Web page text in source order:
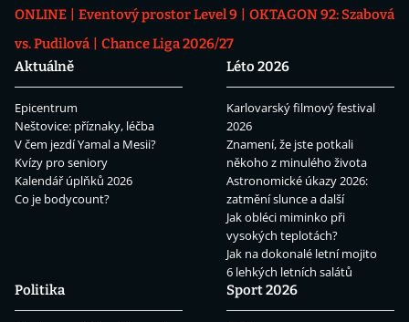
ONLINE
Eventový prostor Level 9
OKTAGON 92: Szabová
vs. Pudilová
Chance Liga 2026/27
Aktuálně
Epicentrum
Neštovice: příznaky, léčba
V čem jezdí Yamal a Mesii?
Kvízy pro seniory
Kalendář úplňků 2026
Co je bodycount?
Léto 2026
Karlovarský filmový festival
2026
Znamení, že jste potkali
někoho z minulého života
Astronomické úkazy 2026:
zatmění slunce a další
Jak obléci miminko při
vysokých teplotách?
Jak na dokonalé letní mojito
6 lehkých letních salátů
Politika
Sport 2026